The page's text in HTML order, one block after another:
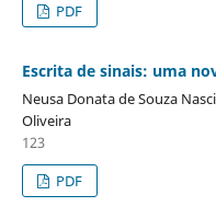
PDF
Escrita de sinais: uma
Neusa Donata de Souza
Oliveira
123
PDF